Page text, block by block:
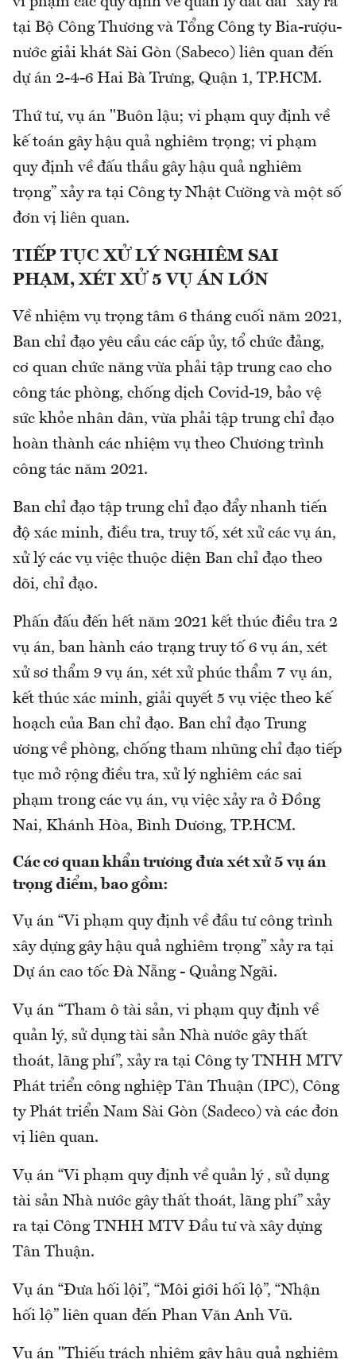
tại Bộ Công Thương và Tổng Công ty Bia-rượu-
nước giải khát Sài Gòn (Sabeco) liên quan đến
dự án 2-4-6 Hai Bà Trưng, Quận 1, TP.HCM.
Thứ tư, vụ án "Buôn lậu; vi phạm quy định về
kế toán gây hậu quả nghiêm trọng; vi phạm
quy định về đấu thầu gây hậu quả nghiêm
trọng” xảy ra tại Công ty Nhật Cường và một số
đơn vị liên quan.
TIẾP TỤC XỬ LÝ NGHIÊM SAI
PHẠM, XÉT XỬ 5 VỤ ÁN LỚN
Về nhiệm vụ trọng tâm 6 tháng cuối năm 2021,
Ban chỉ đạo yêu cầu các cấp ủy, tổ chức đảng,
cơ quan chức năng vừa phải tập trung cao cho
công tác phòng, chống dịch Covid-19, bảo vệ
sức khỏe nhân dân, vừa phải tập trung chỉ đạo
hoàn thành các nhiệm vụ theo Chương trình
công tác năm 2021.
Ban chỉ đạo tập trung chỉ đạo đẩy nhanh tiến
độ xác minh, điều tra, truy tố, xét xử các vụ án,
xử lý các vụ việc thuộc diện Ban chỉ đạo theo
dõi, chỉ đạo.
Phấn đấu đến hết năm 2021 kết thúc điều tra 2
vụ án, ban hành cáo trạng truy tố 6 vụ án, xét
xử sơ thẩm 9 vụ án, xét xử phúc thẩm 7 vụ án,
kết thúc xác minh, giải quyết 5 vụ việc theo kế
hoạch của Ban chỉ đạo. Ban chỉ đạo Trung
ương về phòng, chống tham nhũng chỉ đạo tiếp
tục mở rộng điều tra, xử lý nghiêm các sai
phạm trong các vụ án, vụ việc xảy ra ở Đồng
Nai, Khánh Hòa, Bình Dương, TP.HCM.
Các cơ quan khẩn trương đưa xét xử 5 vụ án
trọng điểm, bao gồm:
Vụ án “Vi phạm quy định về đầu tư công trình
xây dựng gây hậu quả nghiêm trọng” xảy ra tại
Dự án cao tốc Đà Nẵng - Quảng Ngãi.
Vụ án “Tham ô tài sản, vi phạm quy định về
quản lý, sử dụng tài sản Nhà nước gây thất
thoát, lãng phí”, xảy ra tại Công ty TNHH MTV
Phát triển công nghiệp Tân Thuận (IPC), Công
ty Phát triển Nam Sài Gòn (Sadeco) và các đơn
vị liên quan.
Vụ án “Vi phạm quy định về quản lý , sử dụng
tài sản Nhà nước gây thất thoát, lãng phí” xảy
ra tại Công TNHH MTV Đầu tư và xây dựng
Tân Thuận.
Vụ án “Đưa hối lội”, “Môi giới hối lộ”, “Nhận
hối lộ” liên quan đến Phan Văn Anh Vũ.
Vụ án "Thiếu trách nhiệm gây hậu quả nghiêm